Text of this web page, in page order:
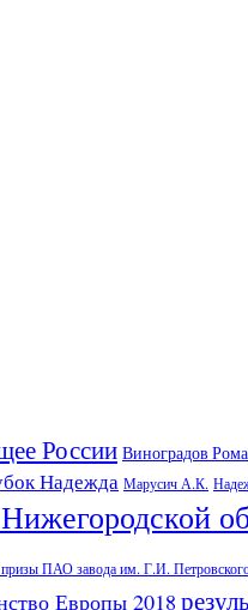
России Виноградов
Надежда Марусич А.К.
призы ПАО завода им. Г.И.
Европы 2018